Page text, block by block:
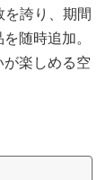
誇り、期間
随時追加。
楽しめる空